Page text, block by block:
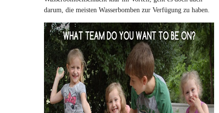
darum, die meisten Wasserbomben zur Verfügung zu haben.